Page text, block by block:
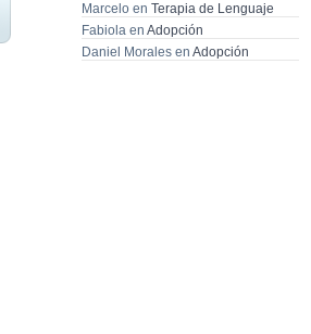
Marcelo en Terapia de Lenguaje
Fabiola en Adopción
Daniel Morales en Adopción